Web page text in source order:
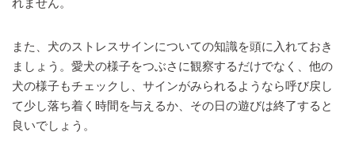
れません。
また、犬のストレスサインについての知識を頭に入れておき
ましょう。愛犬の様子をつぶさに観察するだけでなく、他の
犬の様子もチェックし、サインがみられるようなら呼び戻し
て少し落ち着く時間を与えるか、その日の遊びは終了すると
良いでしょう。